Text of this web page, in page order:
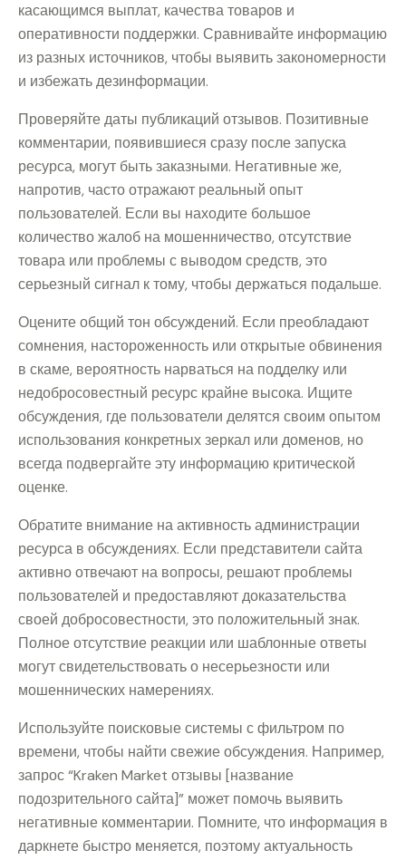
касающимся выплат, качества товаров и
оперативности поддержки. Сравнивайте информацию
из разных источников, чтобы выявить закономерности
и избежать дезинформации.
Проверяйте даты публикаций отзывов. Позитивные
комментарии, появившиеся сразу после запуска
ресурса, могут быть заказными. Негативные же,
напротив, часто отражают реальный опыт
пользователей. Если вы находите большое
количество жалоб на мошенничество, отсутствие
товара или проблемы с выводом средств, это
серьезный сигнал к тому, чтобы держаться подальше.
Оцените общий тон обсуждений. Если преобладают
сомнения, настороженность или открытые обвинения
в скаме, вероятность нарваться на подделку или
недобросовестный ресурс крайне высока. Ищите
обсуждения, где пользователи делятся своим опытом
использования конкретных зеркал или доменов, но
всегда подвергайте эту информацию критической
оценке.
Обратите внимание на активность администрации
ресурса в обсуждениях. Если представители сайта
активно отвечают на вопросы, решают проблемы
пользователей и предоставляют доказательства
своей добросовестности, это положительный знак.
Полное отсутствие реакции или шаблонные ответы
могут свидетельствовать о несерьезности или
мошеннических намерениях.
Используйте поисковые системы с фильтром по
времени, чтобы найти свежие обсуждения. Например,
запрос “Kraken Market отзывы [название
подозрительного сайта]” может помочь выявить
негативные комментарии. Помните, что информация в
даркнете быстро меняется, поэтому актуальность